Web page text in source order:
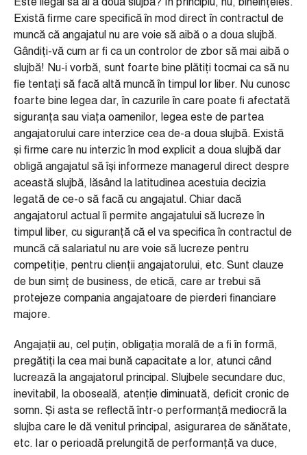
Este ilegal să ai a doua slujbă? În principiu, nu, bineînțeles.
Există firme care specifică în mod direct în contractul de
muncă că angajatul nu are voie să aibă o a doua slujbă.
Gândiți-vă cum ar fi ca un controlor de zbor să mai aibă o
slujbă! Nu-i vorbă, sunt foarte bine plătiți tocmai ca să nu
fie tentați să facă altă muncă în timpul lor liber. Nu cunosc
foarte bine legea dar, în cazurile în care poate fi afectată
siguranța sau viața oamenilor, legea este de partea
angajatorului care interzice cea de-a doua slujbă. Există
și firme care nu interzic în mod explicit a doua slujbă dar
obligă angajatul să își informeze managerul direct despre
această slujbă, lăsând la latitudinea acestuia decizia
legată de ce-o să facă cu angajatul. Chiar dacă
angajatorul actual îi permite angajatului să lucreze în
timpul liber, cu siguranță că el va specifica în contractul de
muncă că salariatul nu are voie să lucreze pentru
competiție, pentru clienții angajatorului, etc. Sunt clauze
de bun simț de business, de etică, care ar trebui să
protejeze compania angajatoare de pierderi financiare
majore.
Angajații au, cel puțin, obligația morală de a fi în formă,
pregătiți la cea mai bună capacitate a lor, atunci când
lucrează la angajatorul principal. Slujbele secundare duc,
inevitabil, la oboseală, atenție diminuată, deficit cronic de
somn. Și asta se reflectă într-o performanță mediocră la
slujba care le dă venitul principal, asigurarea de sănătate,
etc. Iar o perioadă prelungită de performanță va duce,